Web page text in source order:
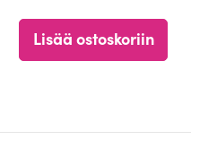
:
4.82
Lisää ostoskoriin